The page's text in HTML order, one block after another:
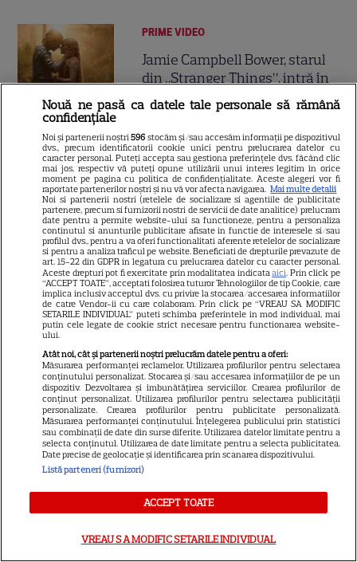
9
PRIME VIDEO
Jamie Campbell Bower, starul
din „Stranger Things”, intră în
universul „Stăpânul Inelelor”.
Ce rol legendar va interpreta în
sezonul 3
5
NETFLIX
„Palatul de Est”, noul fenomen
coreean de pe Netflix: Regele
blestemat, fantomele și
exorcistul care sfidează
moartea
PRIME VIDEO
Când „Fălci” se întâlnește cu
„Coborâre întunecată”:
Producția claustrofobă de pe
Prime Video ce nu trebuie
ratată
DISNEY PLUS
Ce vedem pe streaming între
27 iulie și 2 august 2026:
2 pe Disney+ și mari noutăți
Nouă ne pasă ca datele tale personale să rămână
confidențiale
Noi și partenerii noștri596 stocăm și/sau accesăm informații pe dispozitivul
dvs., precum identificatorii cookie unici pentru prelucrarea datelor cu
caracter personal. Puteți accepta sau gestiona preferințele dvs. făcând clic
mai jos, respectiv vă puteți opune utilizării unui interes legitim în orice
moment pe pagina cu politica de confidențialitate. Aceste alegeri vor fi
raportate partenerilor noștri și nu vă vor afecta navigarea. Mai multe detalii
Noi si partenerii nostri (retelele de socializare si agentiile de publicitate
partenere, precum si furnizorii nostri de servicii de date analitice) prelucram
date pentru a permite website-ului sa functioneze, pentru a personaliza
continutul si anunturile publicitare afisate in functie de interesele si/sau
profilul dvs., pentru a va oferi functionalitati aferente retelelor de socializare
si pentru a analiza traficul pe website. Beneficiati de drepturile prevazute de
art. 15-22 din GDPR in legatura cu prelucrarea datelor cu caracter personal.
Aceste drepturi pot fi exercitate prin modalitatea indicataaici. Prin click pe
“ACCEPT TOATE”, acceptati folosirea tuturor Tehnologiilor de tip Cookie, care
implica inclusiv acceptul dvs. cu privire la stocarea/accesarea informatiilor
de catre Vendor-ii cu care colaboram. Prin click pe “VREAU SA MODIFIC
SETARILE INDIVIDUAL” puteti schimba preferintele in mod individual, mai
putin cele legate de cookie strict necesare pentru functionarea website-
ului.
Atât noi, cât și partenerii noștri prelucrăm datele pentru a oferi:
Măsurarea performanței reclamelor. Utilizarea profilurilor pentru selectarea
conținutului personalizat. Stocarea și/sau accesarea informațiilor de pe un
dispozitiv. Dezvoltarea și îmbunătățirea serviciilor. Crearea profilurilor de
conținut personalizat. Utilizarea profilurilor pentru selectarea publicității
personalizate. Crearea profilurilor pentru publicitate personalizată.
Măsurarea performanței conținutului. Înțelegerea publicului prin statistici
sau combinații de date din surse diferite. Utilizarea datelor limitate pentru a
selecta conținutul. Utilizarea de date limitate pentru a selecta publicitatea.
Date precise de geolocație și identificarea prin scanarea dispozitivului.
Listă parteneri (furnizori)
ACCEPT TOATE
VREAU SA MODIFIC SETARILE INDIVIDUAL